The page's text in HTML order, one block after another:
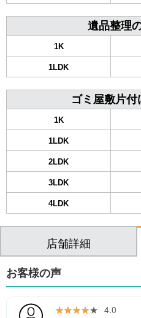
遺品整理
1K
1LDK
ゴミ屋敷片
1K
1LDK
2LDK
3LDK
4LDK
店舗詳細
お客様の声
★★★★★
★★★★★ 4.0